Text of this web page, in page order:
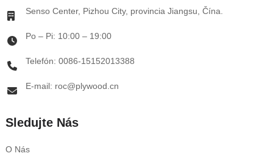
Senso Center, Pizhou City, provincia Jiangsu, Čína.
Po – Pi: 10:00 – 19:00
Telefón: 0086-15152013388
E-mail: roc@plywood.cn
Sledujte Nás
O Nás